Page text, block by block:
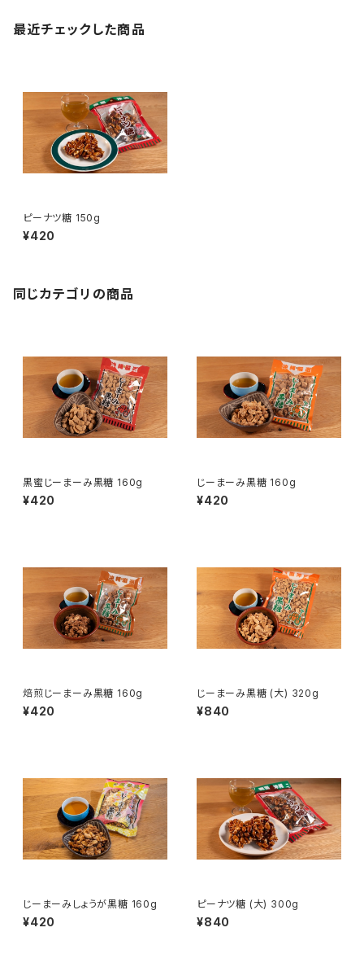
最近チェックした商品
ピーナツ糖 150g
¥420
同じカテゴリの商品
黒蜜じーまーみ黒糖 160g
¥420
じーまーみ黒糖 160g
¥420
焙煎じーまーみ黒糖 160g
¥420
じーまーみ黒糖 (大) 320g
¥840
じーまーみしょうが黒糖 160g
¥420
ピーナツ糖 (大) 300g
¥840